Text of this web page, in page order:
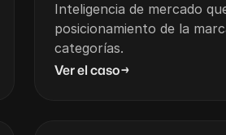
Inteligencia de mercado
posicionamiento de la
categorías.
Ver el caso→